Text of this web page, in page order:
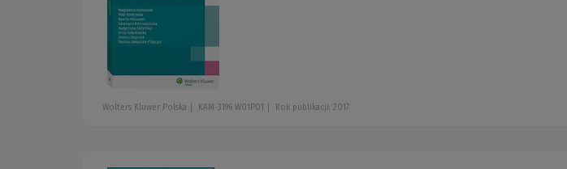
Wolters Kluwer Polska KAM-3196 W01P01 Rok publikacji: 2017